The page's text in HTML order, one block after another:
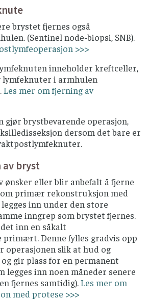
brystet fjernes også
(Sentinel node-biopsi, SNB).
>>>
inneholder kreftceller,
lymfeknuter i armhulen
Les mer om fjerning av
gjør brystbevarende operasjon,
dersom det bare er
av bryst
ønsker eller blir anbefalt å fjerne
primær rekonstruksjon med
inn under den store
inngrep som brystet fjernes.
inn en såkalt
primært. Denne fylles gradvis opp
operasjonen slik at hud og
gir plass for en permanent
legges inn noen måneder senere
fjernes samtidig).Les mer om
med protese >>>